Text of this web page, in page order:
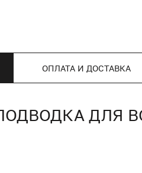
ОПЛАТА И ДОСТАВКА
ДЛЯ